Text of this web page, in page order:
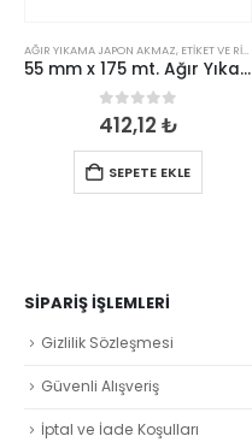
AĞIR YIKAMA JAPON AKMAZ, ETIKET VE RIBON
55 mm x 175 mt. Ağır Yıkama Japon Akmaz
0out of 5
412,12 ₺
SEPETE EKLE
SIPARIŞ İŞLEMLERI
Gizlilik Sözleşmesi
Güvenli Alışveriş
İptal ve İade Koşulları